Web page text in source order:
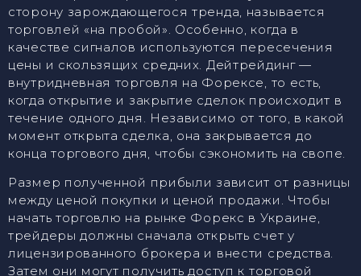
сторону зарождающегося тренда, называется
торговлей «‎на пробой»‎. Особенно, когда в
качестве сигналов используются пересечения
цены и скользящих средних. Дейтрейдинг —
внутридневная торговля на Форексе, то есть,
когда открытие и закрытие сделок происходит в
течение одного дня. Независимо от того, в какой
момент открыта сделка, она закрывается до
конца торгового дня, чтобы сэкономить на свопе.
Размер полученной прибыли зависит от разницы
между ценой покупки и ценой продажи. Чтобы
начать торговлю на рынке Форекс в Украине,
трейдеры должны сначала открыть счет у
лицензированного брокера и внести средства.
Затем они могут получить доступ к торговой